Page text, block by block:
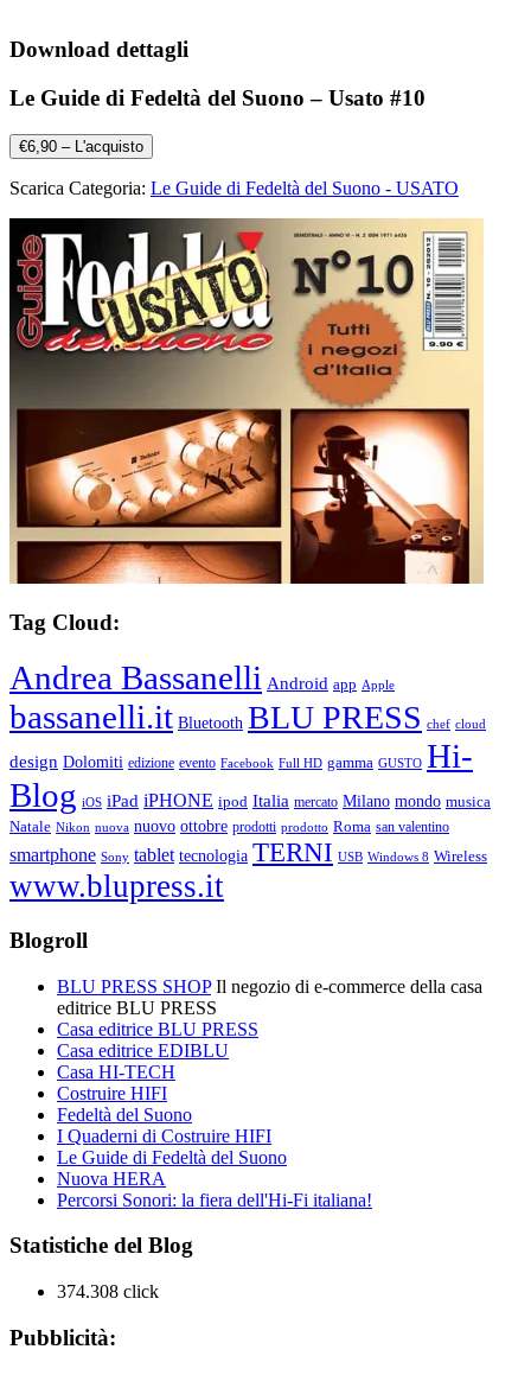
Download dettagli
Le Guide di Fedeltà del Suono – Usato #10
€6,90 – L'acquisto
Scarica Categoria: Le Guide di Fedeltà del Suono - USATO
Tag Cloud:
Andrea Bassanelli Android app Apple
bassanelli.it Bluetooth BLU PRESS chef cloud
design Dolomiti edizione evento Facebook Full HD gamma GUSTO Hi-
Blog iOS iPad iPHONE ipod Italia mercato Milano mondo musica
Natale Nikon nuova nuovo ottobre prodotti prodotto Roma san valentino
smartphone Sony tablet tecnologia TERNI USB Windows 8 Wireless
www.blupress.it
Blogroll
BLU PRESS SHOPIl negozio di e-commerce della casa
editrice BLU PRESS
Casa editrice BLU PRESS
Casa editrice EDIBLU
Casa HI-TECH
Costruire HIFI
Fedeltà del Suono
I Quaderni di Costruire HIFI
Le Guide di Fedeltà del Suono
Nuova HERA
Percorsi Sonori: la fiera dell'Hi-Fi italiana!
Statistiche del Blog
374.308 click
Pubblicità: